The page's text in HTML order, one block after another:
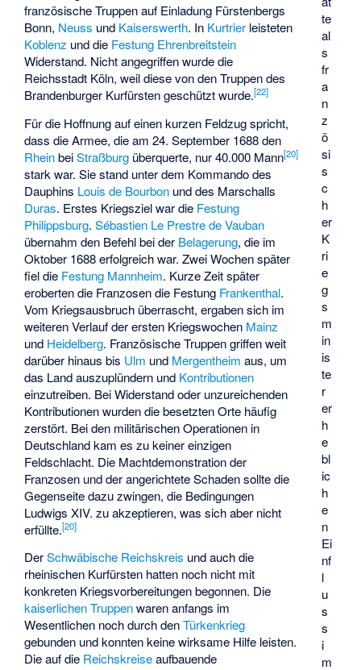
te
al
s
fr
a
n
z
ö
si
s
c
h
er
K
ri
e
g
s
m
in
is
te
r
er
h
e
bl
ic
h
e
n
Ei
nf
l
u
s
s
i
m
französische Truppen auf Einladung Fürstenbergs
Bonn, Neuss und Kaiserswerth. In Kurtrier leisteten
Koblenz und die Festung Ehrenbreitstein
Widerstand. Nicht angegriffen wurde die
Reichsstadt Köln, weil diese von den Truppen des
Brandenburger Kurfürsten geschützt wurde.[22]
Für die Hoffnung auf einen kurzen Feldzug spricht,
dass die Armee, die am 24. September 1688 den
RheinbeiStraßburg überquerte, nur 40.000 Mann[20]
stark war. Sie stand unter dem Kommando des
Dauphins Louis de Bourbon und des Marschalls
Duras. Erstes Kriegsziel war die Festung
Philippsburg.Sébastien Le Prestre de Vauban
übernahm den Befehl bei der Belagerung, die im
Oktober 1688 erfolgreich war. Zwei Wochen später
fiel die Festung Mannheim. Kurze Zeit später
eroberten die Franzosen die Festung Frankenthal.
Vom Kriegsausbruch überrascht, ergaben sich im
weiteren Verlauf der ersten Kriegswochen Mainz
und Heidelberg. Französische Truppen griffen weit
darüber hinaus bis Ulm und Mergentheim aus, um
das Land auszuplündern und Kontributionen
einzutreiben. Bei Widerstand oder unzureichenden
Kontributionen wurden die besetzten Orte häufig
zerstört. Bei den militärischen Operationen in
Deutschland kam es zu keiner einzigen
Feldschlacht. Die Machtdemonstration der
Franzosen und der angerichtete Schaden sollte die
Gegenseite dazu zwingen, die Bedingungen
Ludwigs XIV. zu akzeptieren, was sich aber nicht
erfüllte.[20]
DerSchwäbische Reichskreis und auch die
rheinischen Kurfürsten hatten noch nicht mit
konkreten Kriegsvorbereitungen begonnen. Die
kaiserlichen Truppenwaren anfangs im
Wesentlichen noch durch denTürkenkrieg
gebunden und konnten keine wirksame Hilfe leisten.
Die auf die Reichskreiseaufbauende